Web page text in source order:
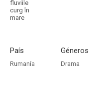
fluviile
curg în
mare
País
Rumanía
Géneros
Drama